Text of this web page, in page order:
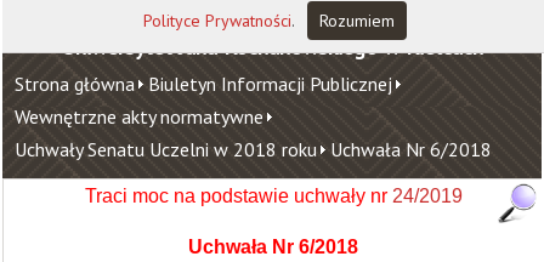
Uniwersytet Jana Kochanowskiego w Kielcach
Strona główna Biuletyn Informacji Publicznej
Wewnętrzne akty normatywne
Uchwały Senatu Uczelni w 2018 roku Uchwała Nr 6/2018
Traci moc na podstawie uchwały nr 24/2019
Uchwała Nr 6/2018
Polityce Prywatności. Rozumiem